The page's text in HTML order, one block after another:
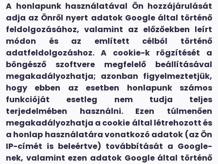
A honlapunk használatával Ön hozzájárulását
adja az Önről nyert adatok Google által történő
feldolgozásához, valamint az előzőekben leírt
módon és az említett célból történő
adatfeldolgozáshoz. A cookie-k rögzítését a
böngésző szoftvere megfelelő beállításával
megakadályozhatja; azonban figyelmeztetjük,
hogy ebben az esetben honlapunk számos
funkcióját esetleg nem tudja teljes
terjedelmében használni. Ezen túlmenően
megakadályozhatja a cookie által létrehozott és
a honlap használatára vonatkozó adatok (az Ön
IP-címét is beleértve) továbbítását a Google-
nek, valamint ezen adatok Google által történő